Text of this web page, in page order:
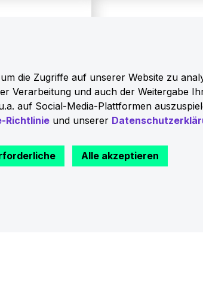
Partner
die Zugriffe auf unserer Website zu
Verarbeitung und auch der Weitergabe
auf Social-Media-Plattformen
Richtlinie und unserer
Alle akzeptieren